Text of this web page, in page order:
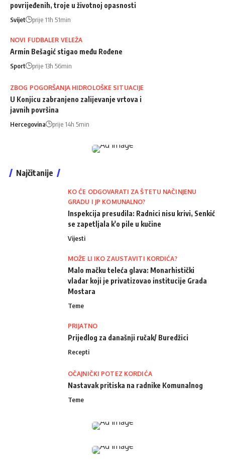
povrijeđenih, troje u životnoj opasnosti
Svijet prije 11h 51min
NOVI FUDBALER VELEŽA
Armin Bešagić stigao među Rođene
Sport prije 13h 56min
ZBOG POGORŠANJA HIDROLOŠKE SITUACIJE
U Konjicu zabranjeno zalijevanje vrtova i
javnih površina
Hercegovina prije 14h 5min
Najčitanije
KO ĆE ODGOVARATI ZA ŠTETU NAČINJENU
GRADU I JP KOMUNALNO?
Inspekcija presudila: Radnici nisu krivi, Senkić
se zapetljala k'o pile u kučine
Vijesti
MOŽE LI IKO ZAUSTAVITI KORDIĆA?
Malo mačku teleća glava: Monarhistički
vladar koji je privatizovao institucije Grada
Mostara
Teme
PRIJATNO
Prijedlog za današnji ručak/ Buredžici
Recepti
OČAJNIČKI POTEZ KORDIĆA
Nastavak pritiska na radnike Komunalnog
Teme